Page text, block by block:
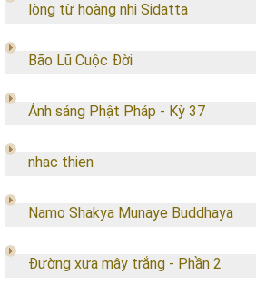
lòng từ hoàng nhi Sidatta
Bão Lũ Cuộc Đời
Ánh sáng Phật Pháp - Kỳ 37
nhac thien
Namo Shakya Munaye Buddhaya
Đường xưa mây trắng - Phần 2